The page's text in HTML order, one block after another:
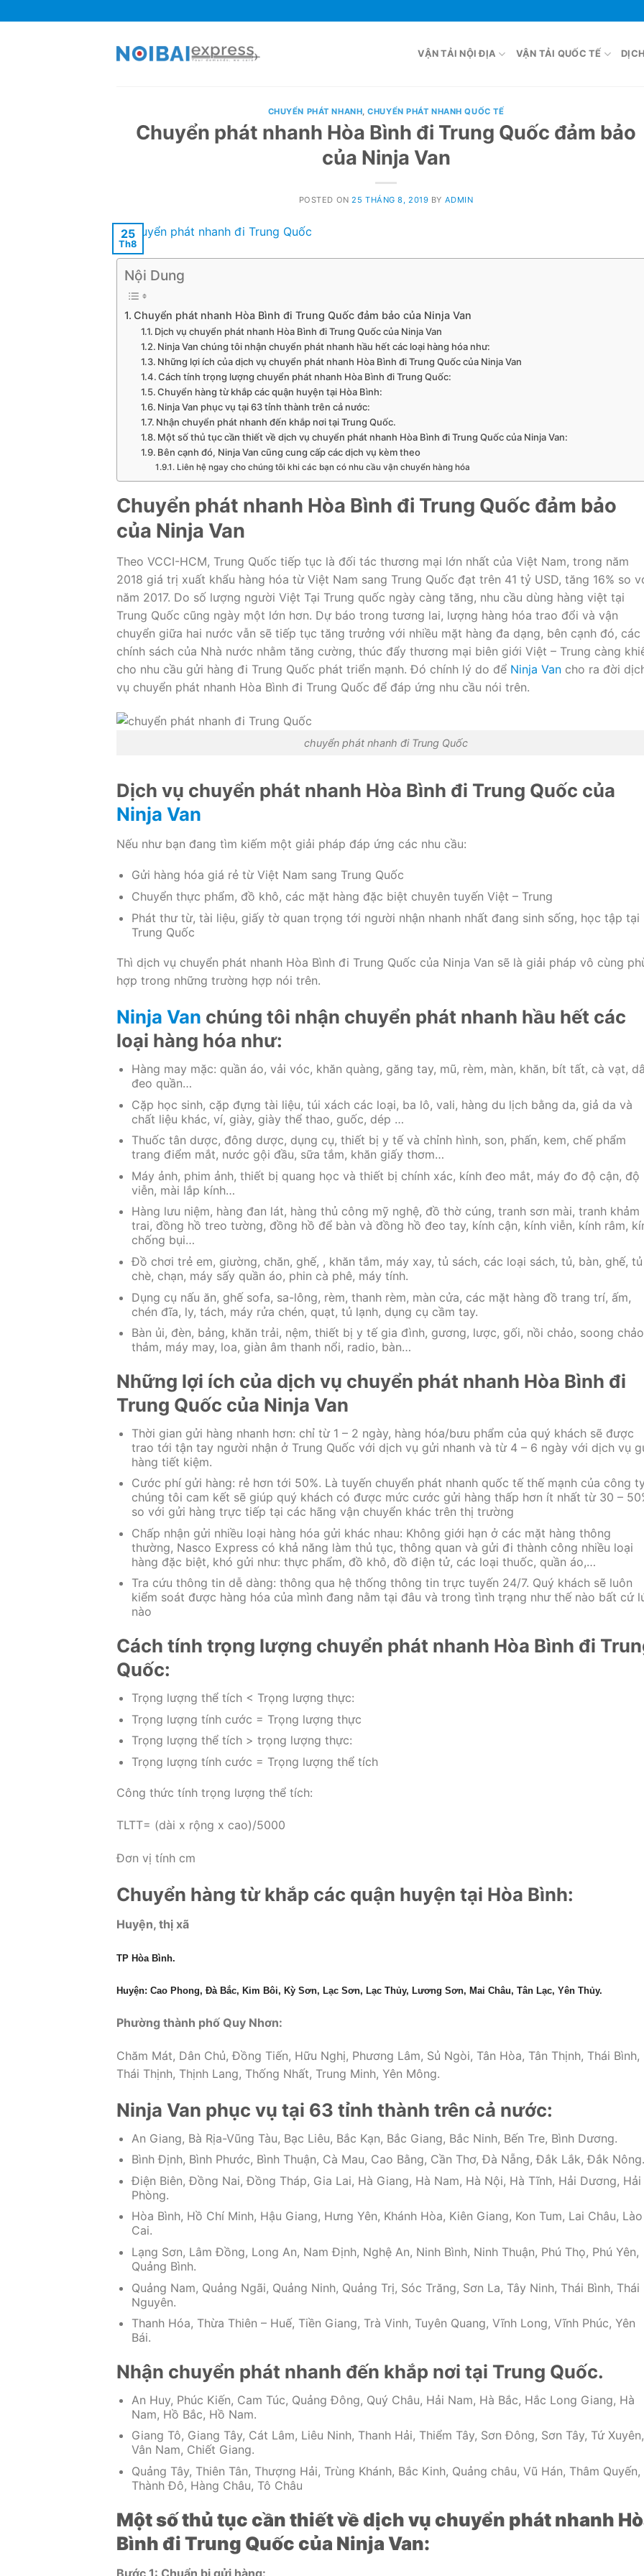
to
VẬN TẢI NỘI ĐỊA VẬN TẢI QUỐC TẾ
CHUYỂN PHÁT NHANH,CHUYỂN PHÁT NHANH QUỐC TẾ
Chuyển phát nhanh Hòa Bình đi Trung Quốc đảm bảo
của Ninja Van
POSTED ON 25 THÁNG 8, 2019 BY ADMIN
25
Th8
Nội Dung
Chuyển phát nhanh Hòa Bình đi Trung Quốc đảm bảo của Ninja Van
Dịch vụ chuyển phát nhanh Hòa Bình đi Trung Quốc của Ninja Van
Ninja Van chúng tôi nhận chuyển phát nhanh hầu hết các loại hàng hóa như:
Những lợi ích của dịch vụ chuyển phát nhanh Hòa Bình đi Trung Quốc của Ninja Van
Cách tính trọng lượng chuyển phát nhanh Hòa Bình đi Trung Quốc:
Chuyển hàng từ khắp các quận huyện tại Hòa Bình:
Ninja Van phục vụ tại 63 tỉnh thành trên cả nước:
Nhận chuyển phát nhanh đến khắp nơi tại Trung Quốc.
Một số thủ tục cần thiết về dịch vụ chuyển phát nhanh Hòa Bình đi Trung Quốc của Ninja Van:
Bên cạnh đó, Ninja Van cũng cung cấp các dịch vụ kèm theo
Liên hệ ngay cho chúng tôi khi các bạn có nhu cầu vận chuyển hàng hóa
Chuyển phát nhanh Hòa Bình đi Trung Quốc đảm bảo
của Ninja Van
Theo VCCI-HCM, Trung Quốc tiếp tục là đối tác thương mại lớn nhất của Việt Nam, trong năm
2018 giá trị xuất khẩu hàng hóa từ Việt Nam sang Trung Quốc đạt trên 41 tỷ USD, tăng 16% so
năm 2017. Do số lượng người Việt Tại Trung quốc ngày càng tăng, nhu cầu dùng hàng việt tại
Trung Quốc cũng ngày một lớn hơn. Dự báo trong tương lai, lượng hàng hóa trao đổi và vận
chuyển giữa hai nước vẫn sẽ tiếp tục tăng trưởng với nhiều mặt hàng đa dạng, bên cạnh đó, các
chính sách của Nhà nước nhằm tăng cường, thúc đẩy thương mại biên giới Việt – Trung càng
cho nhu cầu gửi hàng đi Trung Quốc phát triển mạnh. Đó chính lý do để Ninja Van cho ra đời
vụ chuyển phát nhanh Hòa Bình đi Trung Quốc để đáp ứng nhu cầu nói trên.
chuyển phát nhanh đi Trung Quốc
Dịch vụ chuyển phát nhanh Hòa Bình đi Trung Quốc của
Ninja Van
Nếu như bạn đang tìm kiếm một giải pháp đáp ứng các nhu cầu:
Gửi hàng hóa giá rẻ từ Việt Nam sang Trung Quốc
Chuyển thực phẩm, đồ khô, các mặt hàng đặc biệt chuyên tuyến Việt – Trung
Phát thư từ, tài liệu, giấy tờ quan trọng tới người nhận nhanh nhất đang sinh sống, học tập tại
Trung Quốc
Thì dịch vụ chuyển phát nhanh Hòa Bình đi Trung Quốc của Ninja Van sẽ là giải pháp vô cùng
hợp trong những trường hợp nói trên.
Ninja Van chúng tôi nhận chuyển phát nhanh hầu hết các
loại hàng hóa như:
Hàng may mặc: quần áo, vải vóc, khăn quàng, găng tay, mũ, rèm, màn, khăn, bít tất, cà vạt,
đeo quần…
Cặp học sinh, cặp đựng tài liệu, túi xách các loại, ba lô, vali, hàng du lịch bằng da, giả da và
chất liệu khác, ví, giày, giày thể thao, guốc, dép …
Thuốc tân dược, đông dược, dụng cụ, thiết bị y tế và chỉnh hình, son, phấn, kem, chế phẩm
trang điểm mắt, nước gội đầu, sữa tắm, khăn giấy thơm…
Máy ảnh, phim ảnh, thiết bị quang học và thiết bị chính xác, kính đeo mắt, máy đo độ cận, độ
viễn, mài lắp kính…
Hàng lưu niệm, hàng đan lát, hàng thủ công mỹ nghệ, đồ thờ cúng, tranh sơn mài, tranh khảm
trai, đồng hồ treo tường, đồng hồ để bàn và đồng hồ đeo tay, kính cận, kính viễn, kính râm,
chống bụi…
Đồ chơi trẻ em, giường, chăn, ghế, , khăn tắm, máy xay, tủ sách, các loại sách, tủ, bàn, ghế, tủ
chè, chạn, máy sấy quần áo, phin cà phê, máy tính.
Dụng cụ nấu ăn, ghế sofa, sa-lông, rèm, thanh rèm, màn cửa, các mặt hàng đồ trang trí, ấm,
chén đĩa, ly, tách, máy rửa chén, quạt, tủ lạnh, dụng cụ cầm tay.
Bàn ủi, đèn, bảng, khăn trải, nệm, thiết bị y tế gia đình, gương, lược, gối, nồi chảo, soong
thảm, máy may, loa, giàn âm thanh nổi, radio, bàn…
Những lợi ích của dịch vụ chuyển phát nhanh Hòa Bình đi
Trung Quốc của Ninja Van
Thời gian gửi hàng nhanh hơn: chỉ từ 1 – 2 ngày, hàng hóa/bưu phẩm của quý khách sẽ được
trao tới tận tay người nhận ở Trung Quốc với dịch vụ gửi nhanh và từ 4 – 6 ngày với dịch vụ
hàng tiết kiệm.
Cước phí gửi hàng: rẻ hơn tới 50%. Là tuyến chuyển phát nhanh quốc tế thế mạnh của công
chúng tôi cam kết sẽ giúp quý khách có được mức cước gửi hàng thấp hơn ít nhất từ 30 –
so với gửi hàng trực tiếp tại các hãng vận chuyển khác trên thị trường
Chấp nhận gửi nhiều loại hàng hóa gửi khác nhau: Không giới hạn ở các mặt hàng thông
thường, Nasco Express có khả năng làm thủ tục, thông quan và gửi đi thành công nhiều loại
hàng đặc biệt, khó gửi như: thực phẩm, đồ khô, đồ điện tử, các loại thuốc, quần áo,…
Tra cứu thông tin dễ dàng: thông qua hệ thống thông tin trực tuyến 24/7. Quý khách sẽ luôn
kiểm soát được hàng hóa của mình đang nằm tại đâu và trong tình trạng như thế nào bất cứ
nào
Cách tính trọng lượng chuyển phát nhanh Hòa Bình đi
Quốc:
Trọng lượng thể tích < Trọng lượng thực:
Trọng lượng tính cước = Trọng lượng thực
Trọng lượng thể tích > trọng lượng thực:
Trọng lượng tính cước = Trọng lượng thể tích
Công thức tính trọng lượng thể tích:
TLTT= (dài x rộng x cao)/5000
Đơn vị tính cm
Chuyển hàng từ khắp các quận huyện tại Hòa Bình:
Huyện, thị xã
TP Hòa Bình.
Huyện: Cao Phong, Đà Bắc, Kim Bôi, Kỳ Sơn, Lạc Sơn, Lạc Thủy, Lương Sơn, Mai Châu, Tân Lạc, Yên Thủy.
Phường thành phố Quy Nhơn:
Chăm Mát, Dân Chủ, Đồng Tiến, Hữu Nghị, Phương Lâm, Sủ Ngòi, Tân Hòa, Tân Thịnh, Thái Bình,
Thái Thịnh, Thịnh Lang, Thống Nhất, Trung Minh, Yên Mông.
Ninja Van phục vụ tại 63 tỉnh thành trên cả nước:
An Giang, Bà Rịa-Vũng Tàu, Bạc Liêu, Bắc Kạn, Bắc Giang, Bắc Ninh, Bến Tre, Bình Dương.
Bình Định, Bình Phước, Bình Thuận, Cà Mau, Cao Bằng, Cần Thơ, Đà Nẵng, Đắk Lắk, Đắk Nông.
Điện Biên, Đồng Nai, Đồng Tháp, Gia Lai, Hà Giang, Hà Nam, Hà Nội, Hà Tĩnh, Hải Dương, Hải
Phòng.
Hòa Bình, Hồ Chí Minh, Hậu Giang, Hưng Yên, Khánh Hòa, Kiên Giang, Kon Tum, Lai Châu, Lào
Cai.
Lạng Sơn, Lâm Đồng, Long An, Nam Định, Nghệ An, Ninh Bình, Ninh Thuận, Phú Thọ, Phú Yên,
Quảng Bình.
Quảng Nam, Quảng Ngãi, Quảng Ninh, Quảng Trị, Sóc Trăng, Sơn La, Tây Ninh, Thái Bình, Thái
Nguyên.
Thanh Hóa, Thừa Thiên – Huế, Tiền Giang, Trà Vinh, Tuyên Quang, Vĩnh Long, Vĩnh Phúc, Yên
Bái.
Nhận chuyển phát nhanh đến khắp nơi tại Trung Quốc.
An Huy, Phúc Kiến, Cam Túc, Quảng Đông, Quý Châu, Hải Nam, Hà Bắc, Hắc Long Giang, Hà
Nam, Hồ Bắc, Hồ Nam.
Giang Tô, Giang Tây, Cát Lâm, Liêu Ninh, Thanh Hải, Thiểm Tây, Sơn Đông, Sơn Tây, Tứ Xuyên,
Vân Nam, Chiết Giang.
Quảng Tây, Thiên Tân, Thượng Hải, Trùng Khánh, Bắc Kinh, Quảng châu, Vũ Hán, Thâm Quyến,
Thành Đô, Hàng Châu, Tô Châu
Một số thủ tục cần thiết về dịch vụ chuyển phát nhanh
Bình đi Trung Quốc của Ninja Van:
Bước 1: Chuẩn bị gửi hàng: